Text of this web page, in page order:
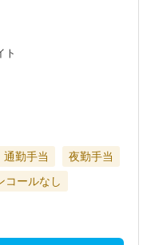
ト
通勤手当
夜勤手当
コールなし